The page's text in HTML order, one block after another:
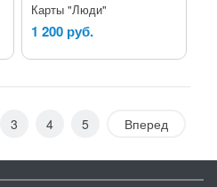
Карты "Люди"
1 200 руб.
3 4 5 Вперед